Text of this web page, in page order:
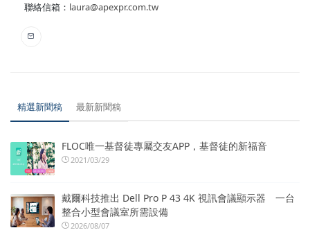
聯絡信箱： laura@apexpr.com.tw
精選新聞稿 最新新聞稿
FLOC唯一基督徒專屬交友APP，基督徒的新福音
2021/03/29
戴爾科技推出 Dell Pro P 43 4K 視訊會議顯示器 一台
整合小型會議室所需設備
2026/08/07